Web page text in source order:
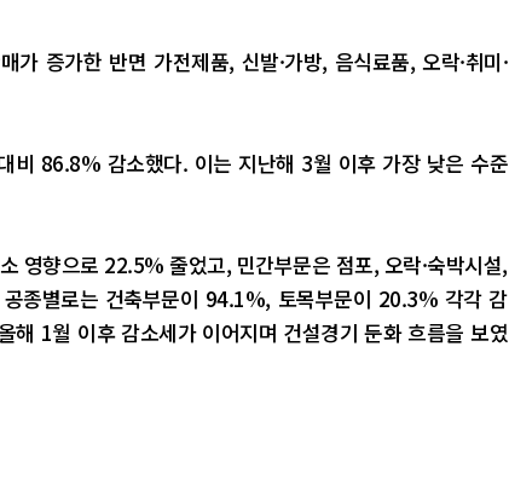
가 증가한 반면 가전제품, 신발·가방, 음식료품, 오락·취미·
비 86.8% 감소했다. 이는 지난해 3월 이후 가장 낮은 수준
영향으로 22.5% 줄었고, 민간부문은 점포, 오락·숙박시설,
종별로는 건축부문이 94.1%, 토목부문이 20.3% 각각 감
해 1월 이후 감소세가 이어지며 건설경기 둔화 흐름을 보였